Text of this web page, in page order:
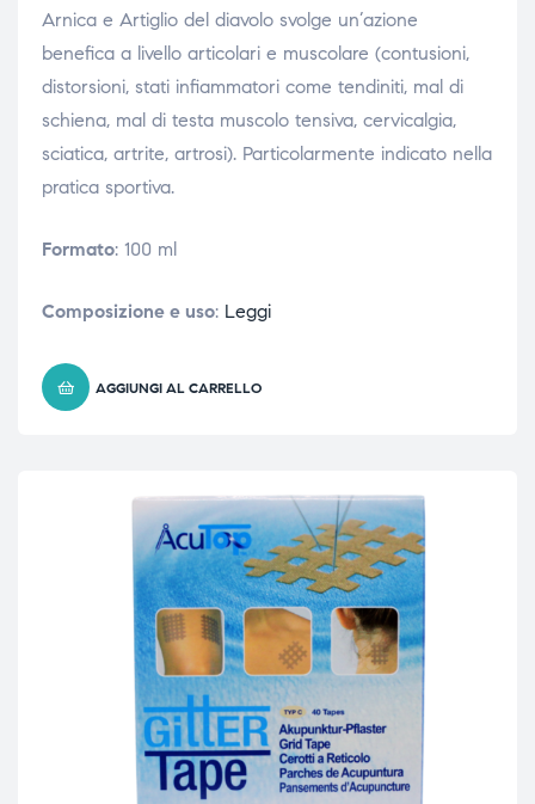
Arnica e Artiglio del diavolo svolge un’azione
benefica a livello articolari e muscolare (contusioni,
distorsioni, stati infiammatori come tendiniti, mal di
schiena, mal di testa muscolo tensiva, cervicalgia,
sciatica, artrite, artrosi). Particolarmente indicato nella
pratica sportiva.
Formato: 100 ml
Composizione e uso: Leggi
AGGIUNGI AL CARRELLO